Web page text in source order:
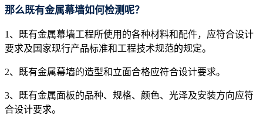
那么既有金属幕墙如何检测呢？
1、既有金属幕墙工程所使用的各种材料和配件，应符合设计
要求及国家现行产品标准和工程技术规范的规定。
2、既有金属幕墙的造型和立面合格应符合设计要求。
3、既有金属面板的品种、规格、颜色、光泽及安装方向应符
合设计要求。